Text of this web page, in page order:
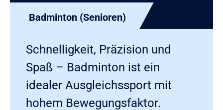
Badminton (Senioren)
Schnelligkeit, Präzision und
Spaß – Badminton ist ein
idealer Ausgleichssport mit
hohem Bewegungsfaktor.